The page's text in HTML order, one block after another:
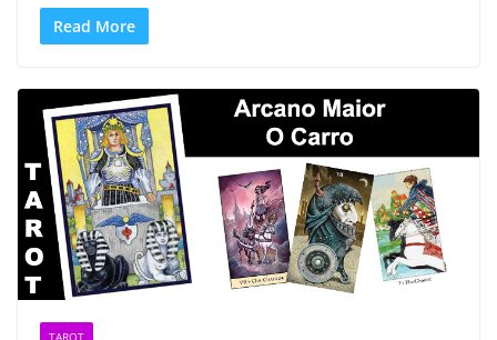
Read More